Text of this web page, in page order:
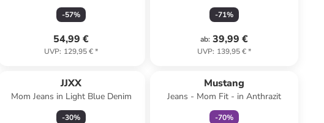
-57%
54,99 €
UVP: 129,95 €*
-71%
ab: 39,99 €
UVP: 139,95 €*
JJXX
Mom Jeans in Light Blue Denim
-30%
Mustang
Jeans - Mom Fit - in Anthrazit
-70%